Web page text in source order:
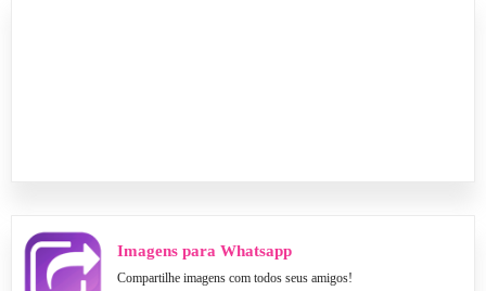
Imagens para Whatsapp
Compartilhe imagens com todos seus amigos!